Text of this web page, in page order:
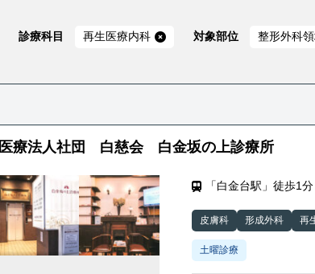
診療科目 再生医療内科 対象部位 整形外科
医療法人社団 白慈会 白金坂の上診療所
「白金台駅」徒歩1
皮膚科 形成外科 再
土曜診療